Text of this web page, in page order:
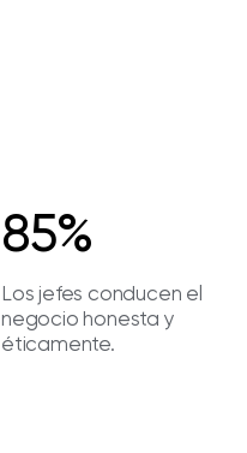
85%
Los jefes conducen el
negocio honesta y
éticamente.